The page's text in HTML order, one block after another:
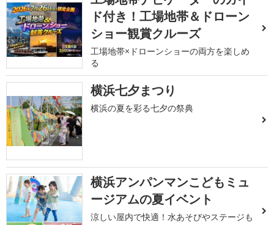
ド付き！工場地帯＆ドローン
ショー観賞クルーズ
工場地帯×ドローンショーの両方を楽しめ
る
横浜七夕まつり
横浜の夏を彩る七夕の祭典
横浜アンパンマンこどもミュ
ージアムの夏イベント
涼しい屋内で快適！水あそびやステージも